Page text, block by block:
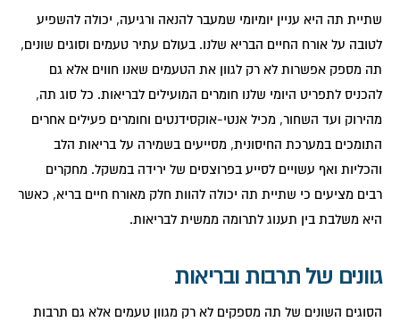
שתיית תה היא עניין יומיומי שמעבר להנאה ורגיעה, יכולה להשפיע
לטובה על אורח החיים הבריא שלנו. בעולם עתיר טעמים וסוגים שונים,
תה מספק אפשרות לא רק לגוון את הטעמים שאנו חווים אלא גם
להכניס לתפריט היומי שלנו חומרים המועילים לבריאות. כל סוג תה,
מהירוק ועד השחור, מכיל אנטי-אוקסידנטים וחומרים פעילים אחרים
התומכים במערכת החיסונית, מסייעים בשמירה על בריאות הלב
והכליות ואף עשויים לסייע בפרוצסים של ירידה במשקל. מחקרים
רבים מציעים כי שתיית תה יכולה להוות חלק מאורח חיים בריא, כאשר
היא משלבת בין תענוג לתרומה ממשית לבריאות.
גוונים של תרבות ובריאות
הסוגים השונים של תה מספקים לא רק מגוון טעמים אלא גם תרבות